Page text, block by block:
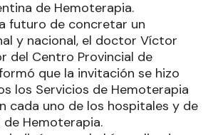
de Hemoterapia.
futuro de concretar un
y nacional, el doctor Víctor
del Centro Provincial de
que la invitación se hizo
los Servicios de Hemoterapia
cada uno de los hospitales y de
de Hemoterapia.